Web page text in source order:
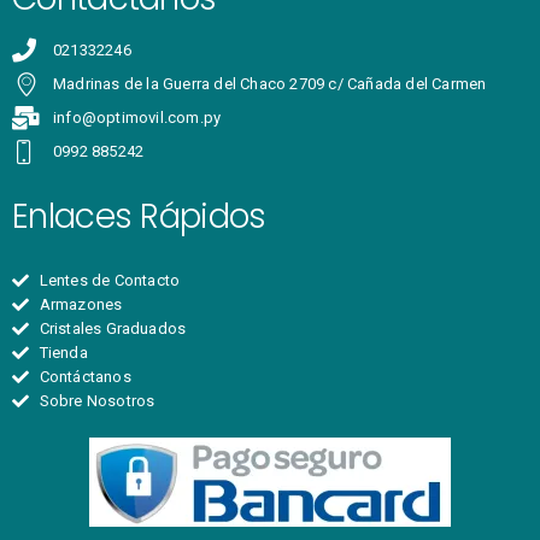
021332246
Madrinas de la Guerra del Chaco 2709 c/ Cañada del Carmen
info@optimovil.com.py
0992 885242
Enlaces Rápidos
Lentes de Contacto
Armazones
Cristales Graduados
Tienda
Contáctanos
Sobre Nosotros